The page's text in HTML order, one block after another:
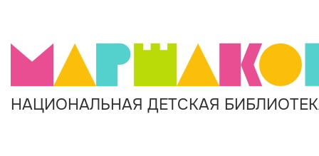
НАЦИОНАЛЬНАЯ ДЕТСКАЯ